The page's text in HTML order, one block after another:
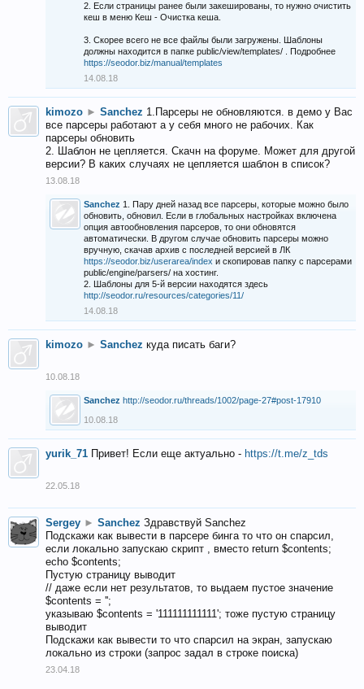
2. Если страницы ранее были закешированы, то нужно очистить
кеш в меню Кеш - Очистка кеша.
3. Скорее всего не все файлы были загружены. Шаблоны
должны находится в папке public/view/templates/ . Подробнее
https://seodor.biz/manual/templates
14.08.18
kimozo ► Sanchez 1.Парсеры не обновляются. в демо у Вас
все парсеры работают а у себя много не рабочих. Как
парсеры обновить
2. Шаблон не цепляется. Скачн на форуме. Может для другой
версии? В каких случаях не цепляется шаблон в список?
13.08.18
Sanchez 1. Пару дней назад все парсеры, которые можно было
обновить, обновил. Если в глобальных настройках включена
опция автообновления парсеров, то они обновятся
автоматически. В другом случае обновить парсеры можно
вручную, скачав архив с последней версией в ЛК
https://seodor.biz/userarea/index и скопировав папку с парсерами
public/engine/parsers/ на хостинг.
2. Шаблоны для 5-й версии находятся здесь
http://seodor.ru/resources/categories/11/
14.08.18
kimozo ► Sanchez куда писать баги?
10.08.18
Sanchez http://seodor.ru/threads/1002/page-27#post-17910
10.08.18
yurik_71 Привет! Если еще актуально - https://t.me/z_tds
22.05.18
Sergey ► Sanchez Здравствуй Sanchez
Подскажи как вывести в парсере бинга то что он спарсил,
если локально запускаю скрипт , вместо return $contents;
echo $contents;
Пустую страницу выводит
// даже если нет результатов, то выдаем пустое значение
$contents = '';
указываю $contents = '111111111111'; тоже пустую страницу
выводит
Подскажи как вывести то что спарсил на экран, запускаю
локально из строки (запрос задал в строке поиска)
23.04.18